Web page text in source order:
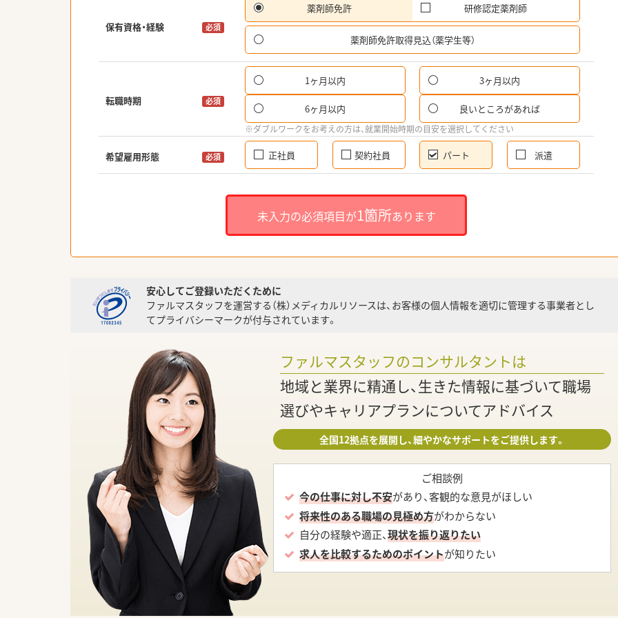
保有資格・経験 必須
薬剤師免許 研修認定薬剤師
薬剤師免許取得見込（薬学生等）
転職時期 必須
1ヶ月以内 3ヶ月以内
6ヶ月以内 良いところがあれば
※ダブルワークをお考えの方は、就業開始時期の目安を選択してください
希望雇用形態 必須 正社員 契約社員 パート 派遣
未入力の必須項目が1箇所あります
安心してご登録いただくために
ファルマスタッフを運営する（株）メディカルリソースは、お客様の個人情報を適切に管理する事業者とし
てプライバシーマークが付与されています。
ファルマスタッフのコンサルタントは
地域と業界に精通し、生きた情報に基づいて職場
選びやキャリアプランについてアドバイス
全国12拠点を展開し、細やかなサポートをご提供します。
ご相談例
今の仕事に対し不安があり、客観的な意見がほしい
将来性のある職場の見極め方がわからない
自分の経験や適正、現状を振り返りたい
求人を比較するためのポイントが知りたい